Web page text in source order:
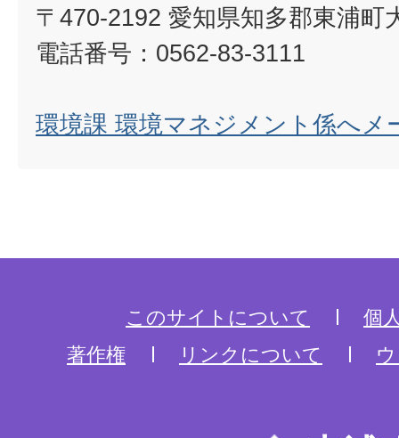
〒470-2192 愛知県知多郡東浦町
電話番号：0562-83-3111
環境課 環境マネジメント係へメ
このサイトについて
個
著作権
リンクについて